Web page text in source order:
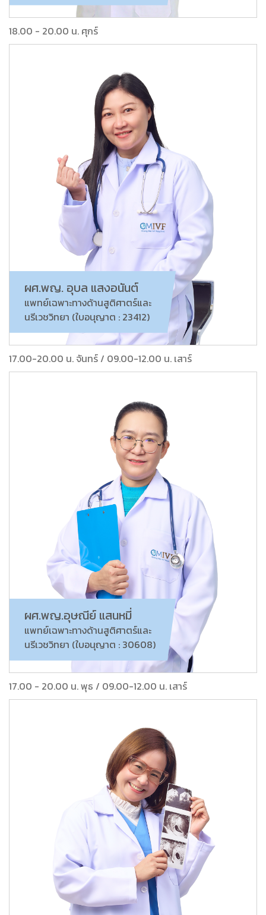
18.00 - 20.00 น. ศุกร์
ผศ.พญ. อุบล แสงอนันต์
แพทย์เฉพาะทางด้านสูติศาตร์และ
นรีเวชวิทยา (ใบอนุญาต : 23412)
17.00-20.00 น. จันทร์ / 09.00-12.00 น. เสาร์
ผศ.พญ.อุษณีย์ แสนหมี่
แพทย์เฉพาะทางด้านสูติศาตร์และ
นรีเวชวิทยา (ใบอนุญาต : 30608)
17.00 - 20.00 น. พุธ / 09.00-12.00 น. เสาร์